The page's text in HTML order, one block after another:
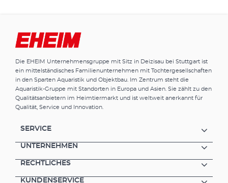
Die EHEIM Unternehmensgruppe mit Sitz in Deizisau bei Stuttgart ist
ein mittelständisches Familienunternehmen mit Tochtergesellschaften
in den Sparten Aquaristik und Objektbau. Im Zentrum steht die
Aquaristik-Gruppe mit Standorten in Europa und Asien. Sie zählt zu den
Qualitätsanbietern im Heimtiermarkt und ist weltweit anerkannt für
Qualität, Service und Innovation.
SERVICE
UNTERNEHMEN
RECHTLICHES
KUNDENSERVICE